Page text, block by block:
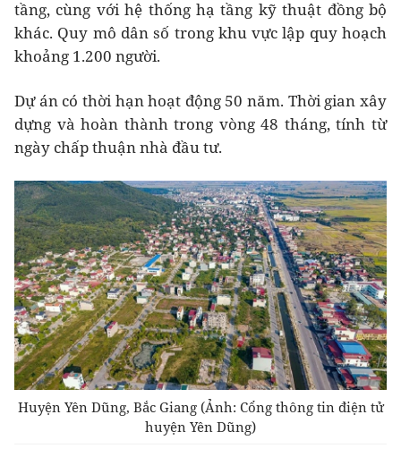
tầng, cùng với hệ thống hạ tầng kỹ thuật đồng bộ
khác. Quy mô dân số trong khu vực lập quy hoạch
khoảng 1.200 người.
Dự án có thời hạn hoạt động 50 năm. Thời gian xây
dựng và hoàn thành trong vòng 48 tháng, tính từ
ngày chấp thuận nhà đầu tư.
Huyện Yên Dũng, Bắc Giang (Ảnh: Cổng thông tin điện tử
huyện Yên Dũng)